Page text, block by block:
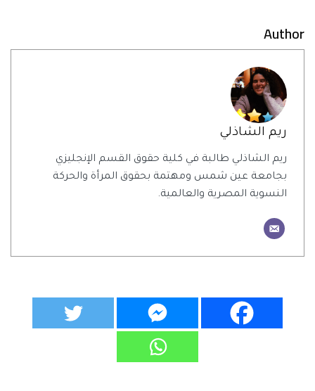
Author
ريم الشاذلي
ريم الشاذلي طالبة في كلية حقوق القسم الإنجليزي
بجامعة عين شمس ومهتمة بحقوق المرأة والحركة
النسوية المصرية والعالمية.